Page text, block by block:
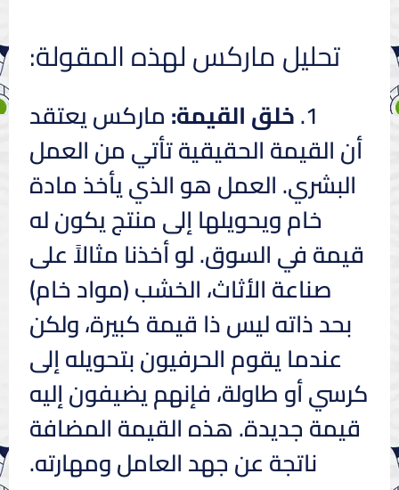
تحليل ماركس لهذه المقولة:
خلق القيمة:ماركس يعتقد
أن القيمة الحقيقية تأتي من العمل
البشري. العمل هو الذي يأخذ مادة
خام ويحويلها إلى منتج يكون له
قيمة في السوق. لو أخذنا مثالاً على
صناعة الأثاث، الخشب (مواد خام)
بحد ذاته ليس ذا قيمة كبيرة، ولكن
عندما يقوم الحرفيون بتحويله إلى
كرسي أو طاولة، فإنهم يضيفون إليه
قيمة جديدة. هذه القيمة المضافة
ناتجة عن جهد العامل ومهارته.